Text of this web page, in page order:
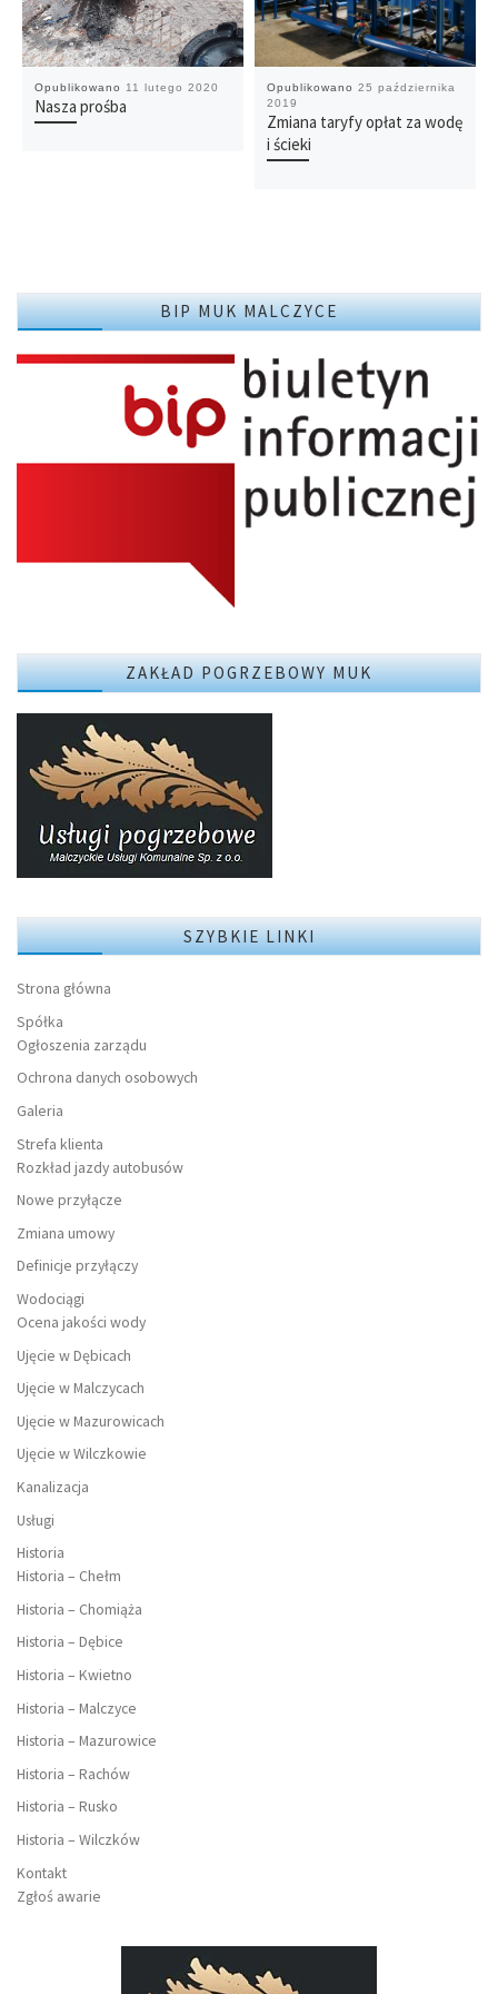
Opublikowano 11 lutego 2020
Nasza prośba
Opublikowano25 października
2019
Zmiana taryfy opłat za wodę
i ścieki
BIP MUK MALCZYCE
ZAKŁAD POGRZEBOWY MUK
SZYBKIE LINKI
Strona główna
Spółka
Ogłoszenia zarządu
Ochrona danych osobowych
Galeria
Strefa klienta
Rozkład jazdy autobusów
Nowe przyłącze
Zmiana umowy
Definicje przyłączy
Wodociągi
Ocena jakości wody
Ujęcie w Dębicach
Ujęcie w Malczycach
Ujęcie w Mazurowicach
Ujęcie w Wilczkowie
Kanalizacja
Usługi
Historia
Historia – Chełm
Historia – Chomiąża
Historia – Dębice
Historia – Kwietno
Historia – Malczyce
Historia – Mazurowice
Historia – Rachów
Historia – Rusko
Historia – Wilczków
Kontakt
Zgłoś awarie